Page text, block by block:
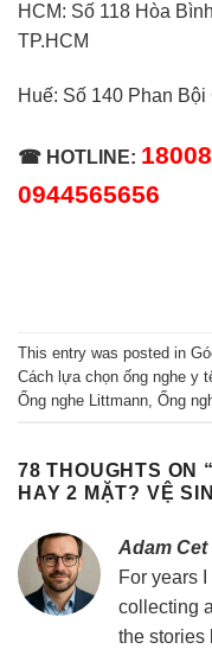
HCM: Số 118 Hòa
TP.HCM
Huế: Số 140 Phan
☎ HOTLINE:
0944565656
This entry was posted in
Cách lựa chọn ống nghe y
Ống nghe Littmann Ống
78 THOUGHTS ON “
HAY 2 MẶT? VỆ
Adam Cet
For years
collecting
the stories